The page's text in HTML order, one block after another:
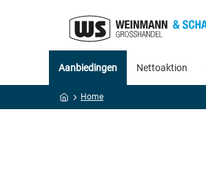
Aanbiedingen Nettoaktion
Home